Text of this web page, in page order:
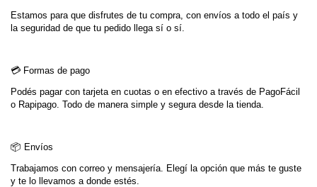
Estamos para que disfrutes de tu compra, con envíos a todo el país y
la seguridad de que tu pedido llega sí o sí.
💳 Formas de pago
Podés pagar con tarjeta en cuotas o en efectivo a través de PagoFácil
o Rapipago. Todo de manera simple y segura desde la tienda.
📦 Envíos
Trabajamos con correo y mensajería. Elegí la opción que más te guste
y te lo llevamos a donde estés.